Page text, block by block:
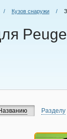
/ Кузов снаружи /
Разделу